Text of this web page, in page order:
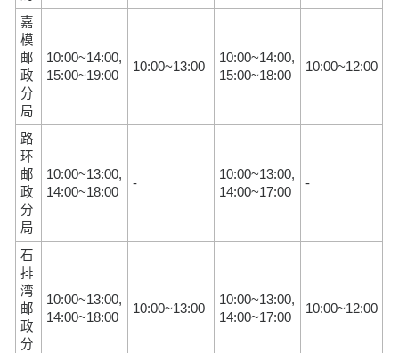
嘉
模
邮
政
分
局
10:00~14:00,
15:00~19:00
10:00~13:00
10:00~14:00,
15:00~18:00
10:00~12:00
路
环
邮
政
分
局
10:00~13:00,
14:00~18:00
-
10:00~13:00,
14:00~17:00
-
石
排
湾
邮
政
分
10:00~13:00,
14:00~18:00
10:00~13:00
10:00~13:00,
14:00~17:00
10:00~12:00